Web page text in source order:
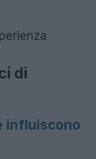
di
influiscono